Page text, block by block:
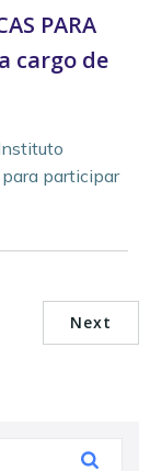
PARA
a cargo de
para participar
Next